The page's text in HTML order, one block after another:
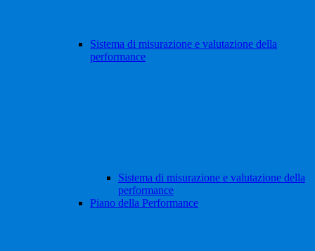
Sistema di misurazione e valutazione della
performance
Sistema di misurazione e valutazione della
performance
Piano della Performance